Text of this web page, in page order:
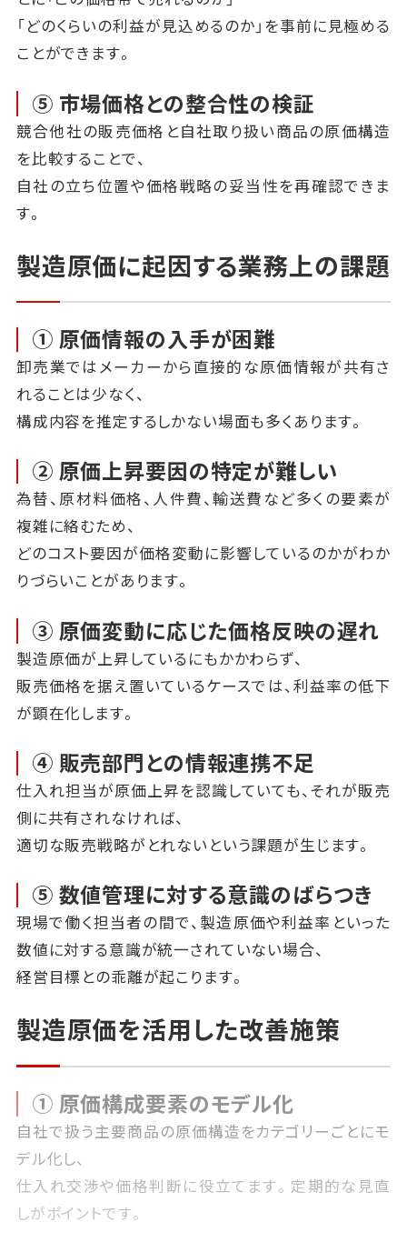
「どのくらいの利益が見込めるのか」を事前に見極める
ことができます。
⑤ 市場価格との整合性の検証
競合他社の販売価格と自社取り扱い商品の原価構造
を比較することで、
自社の立ち位置や価格戦略の妥当性を再確認できま
す。
製造原価に起因する業務上の課題
① 原価情報の入手が困難
卸売業ではメーカーから直接的な原価情報が共有さ
れることは少なく、
構成内容を推定するしかない場面も多くあります。
② 原価上昇要因の特定が難しい
為替、原材料価格、人件費、輸送費など多くの要素が
複雑に絡むため、
どのコスト要因が価格変動に影響しているのかがわか
りづらいことがあります。
③ 原価変動に応じた価格反映の遅れ
製造原価が上昇しているにもかかわらず、
販売価格を据え置いているケースでは、利益率の低下
が顕在化します。
④ 販売部門との情報連携不足
仕入れ担当が原価上昇を認識していても、それが販売
側に共有されなければ、
適切な販売戦略がとれないという課題が生じます。
⑤ 数値管理に対する意識のばらつき
現場で働く担当者の間で、製造原価や利益率といった
数値に対する意識が統一されていない場合、
経営目標との乖離が起こります。
製造原価を活用した改善施策
① 原価構成要素のモデル化
自社で扱う主要商品の原価構造をカテゴリーごとにモ
デル化し、
仕入れ交渉や価格判断に役立てます。定期的な見直
しがポイントです。